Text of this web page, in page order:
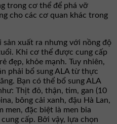
trong cơ thể để phá vỡ
cho các cơ quan khác trong
xuất ra nhưng với nồng độ
Khi cơ thể được cung cấp
đẹp, khỏe mạnh. Tuy nhiên,
phải bổ sung ALA từ thực
Bạn có thể bổ sung ALA
Thịt đỏ, thận, tim, gan (10
bông cải xanh, đậu Hà Lan,
men, đặc biệt là men bia
cấp. Bởi vậy, lựa chọn